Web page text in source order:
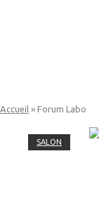
Accueil » Forum Labo
SALON